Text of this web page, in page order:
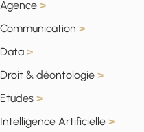
Agence >
Communication >
Data >
Droit & déontologie >
Etudes >
Intelligence Artificielle >